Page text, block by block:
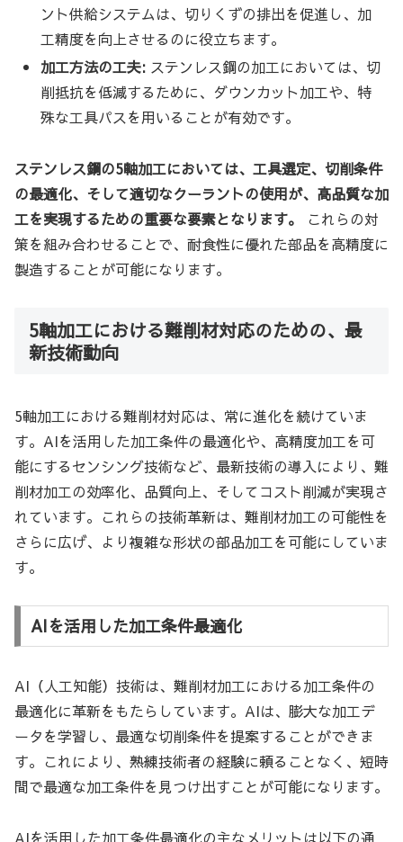
ント供給システムは、切りくずの排出を促進し、加
工精度を向上させるのに役立ちます。
加工方法の工夫: ステンレス鋼の加工においては、切
削抵抗を低減するために、ダウンカット加工や、特
殊な工具パスを用いることが有効です。
ステンレス鋼の5軸加工においては、工具選定、切削条件
の最適化、そして適切なクーラントの使用が、高品質な加
工を実現するための重要な要素となります。
これらの対
策を組み合わせることで、耐食性に優れた部品を高精度に
製造することが可能になります。
5軸加工における難削材対応のための、最
新技術動向
5軸加工における難削材対応は、常に進化を続けていま
す。AIを活用した加工条件の最適化や、高精度加工を可
能にするセンシング技術など、最新技術の導入により、難
削材加工の効率化、品質向上、そしてコスト削減が実現さ
れています。これらの技術革新は、難削材加工の可能性を
さらに広げ、より複雑な形状の部品加工を可能にしていま
す。
AIを活用した加工条件最適化
AI（人工知能）技術は、難削材加工における加工条件の
最適化に革新をもたらしています。AIは、膨大な加工デ
ータを学習し、最適な切削条件を提案することができま
す。これにより、熟練技術者の経験に頼ることなく、短時
間で最適な加工条件を見つけ出すことが可能になります。
AIを活用した加工条件最適化の主なメリットは以下の通